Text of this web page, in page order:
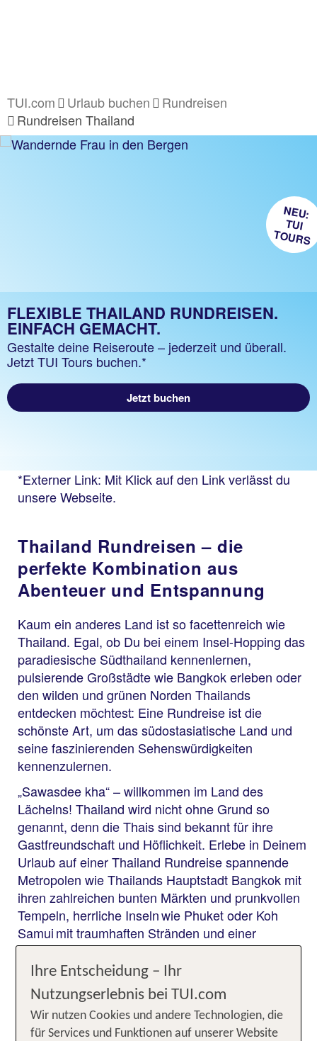
TUI.com Urlaub buchen
Rundreisen
Rundreisen Thailand
FLEXIBLE THAILAND RUNDREISEN.
EINFACH GEMACHT.
Gestalte deine Reiseroute – jederzeit und überall.
Jetzt TUI Tours buchen.*
Jetzt buchen
NEU:
TUI
TOURS
*Externer Link: Mit Klick auf den Link verlässt du
unsere Webseite.
Thailand Rundreisen – die
perfekte Kombination aus
Abenteuer und Entspannung
Kaum ein anderes Land ist so facettenreich wie
Thailand. Egal, ob Du bei einem Insel-Hopping das
paradiesische Südthailand kennenlernen,
pulsierende Großstädte wie Bangkok erleben oder
den wilden und grünen Norden Thailands
entdecken möchtest: Eine Rundreise ist die
schönste Art, um das südostasiatische Land und
seine faszinierenden Sehenswürdigkeiten
kennenzulernen.
„Sawasdee kha“ – willkommen im Land des
Lächelns! Thailand wird nicht ohne Grund so
genannt, denn die Thais sind bekannt für ihre
Gastfreundschaft und Höflichkeit. Erlebe in Deinem
Urlaub auf einer Thailand Rundreise spannende
Metropolen wie Thailands Hauptstadt Bangkok mit
ihren zahlreichen bunten Märkten und prunkvollen
Tempeln, herrliche Inseln wie Phuket oder Koh
Samui mit traumhaften Stränden und einer
faszinierenden Unterwasserwelt, und grüne Berg-
und Dschungellandschaften mit malerischen
Reisfeldern und Flusstälern. Ob geführt oder
individuell: Rundreisen durch Thailand sind ein
spannendes Abenteuer mit unzähligen Highlights.
Ihre Entscheidung – Ihr
Nutzungserlebnis bei TUI.com
Wir nutzen Cookies und andere Technologien, die
für Services und Funktionen auf unserer Website